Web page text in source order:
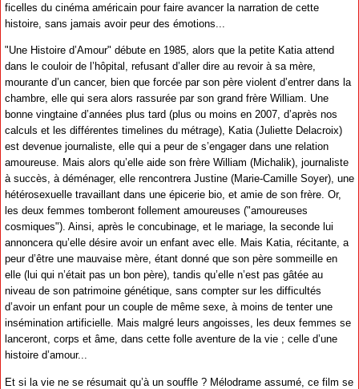
ficelles du cinéma américain pour faire avancer la narration de cette
histoire, sans jamais avoir peur des émotions...
"Une Histoire d’Amour" débute en 1985, alors que la petite Katia attend
dans le couloir de l’hôpital, refusant d’aller dire au revoir à sa mère,
mourante d’un cancer, bien que forcée par son père violent d’entrer dans la
chambre, elle qui sera alors rassurée par son grand frère William. Une
bonne vingtaine d’années plus tard (plus ou moins en 2007, d’après nos
calculs et les différentes timelines du métrage), Katia (Juliette Delacroix)
est devenue journaliste, elle qui a peur de s’engager dans une relation
amoureuse. Mais alors qu’elle aide son frère William (Michalik), journaliste
à succès, à déménager, elle rencontrera Justine (Marie-Camille Soyer), une
hétérosexuelle travaillant dans une épicerie bio, et amie de son frère. Or,
les deux femmes tomberont follement amoureuses ("amoureuses
cosmiques"). Ainsi, après le concubinage, et le mariage, la seconde lui
annoncera qu’elle désire avoir un enfant avec elle. Mais Katia, récitante, a
peur d’être une mauvaise mère, étant donné que son père sommeille en
elle (lui qui n’était pas un bon père), tandis qu’elle n’est pas gâtée au
niveau de son patrimoine génétique, sans compter sur les difficultés
d’avoir un enfant pour un couple de même sexe, à moins de tenter une
insémination artificielle. Mais malgré leurs angoisses, les deux femmes se
lanceront, corps et âme, dans cette folle aventure de la vie ; celle d’une
histoire d’amour...
Et si la vie ne se résumait qu’à un souffle ? Mélodrame assumé, ce film se